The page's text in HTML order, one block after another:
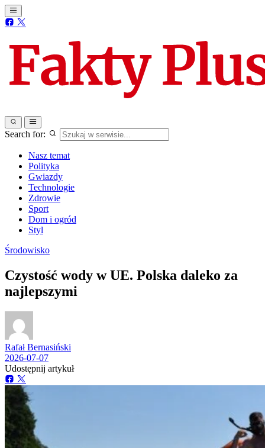
Search for:
Nasz temat
Polityka
Gwiazdy
Technologie
Zdrowie
Sport
Dom i ogród
Styl
Środowisko
Czystość wody w UE. Polska daleko za
najlepszymi
Rafał Bernasiński
2026-07-07
Udostępnij artykuł